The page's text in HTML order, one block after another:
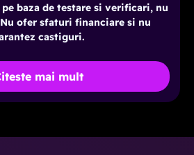
baza de testare si verificari, nu
ofer sfaturi financiare si nu
castiguri.
mai mult